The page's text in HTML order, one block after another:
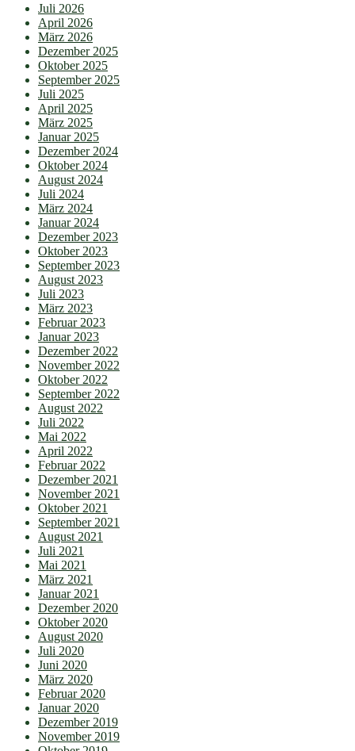
Juli 2026
April 2026
März 2026
Dezember 2025
Oktober 2025
September 2025
Juli 2025
April 2025
März 2025
Januar 2025
Dezember 2024
Oktober 2024
August 2024
Juli 2024
März 2024
Januar 2024
Dezember 2023
Oktober 2023
September 2023
August 2023
Juli 2023
März 2023
Februar 2023
Januar 2023
Dezember 2022
November 2022
Oktober 2022
September 2022
August 2022
Juli 2022
Mai 2022
April 2022
Februar 2022
Dezember 2021
November 2021
Oktober 2021
September 2021
August 2021
Juli 2021
Mai 2021
März 2021
Januar 2021
Dezember 2020
Oktober 2020
August 2020
Juli 2020
Juni 2020
März 2020
Februar 2020
Januar 2020
Dezember 2019
November 2019